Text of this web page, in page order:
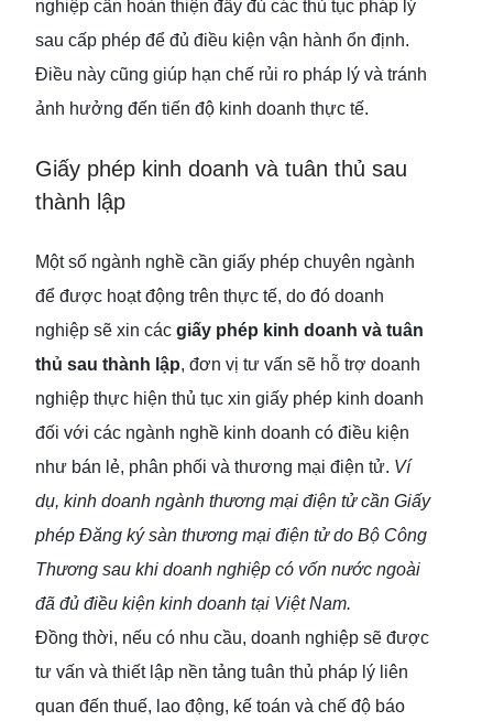
nghiệp cần hoàn thiện đầy đủ các thủ tục pháp lý
sau cấp phép để đủ điều kiện vận hành ổn định.
Điều này cũng giúp hạn chế rủi ro pháp lý và tránh
ảnh hưởng đến tiến độ kinh doanh thực tế.
Giấy phép kinh doanh và tuân thủ sau
thành lập
Một số ngành nghề cần giấy phép chuyên ngành
để được hoạt động trên thực tế, do đó doanh
nghiệp sẽ xin các giấy phép kinh doanh và tuân
thủ sau thành lập, đơn vị tư vấn sẽ hỗ trợ doanh
nghiệp thực hiện thủ tục xin giấy phép kinh doanh
đối với các ngành nghề kinh doanh có điều kiện
như bán lẻ, phân phối và thương mại điện tử. Ví
dụ, kinh doanh ngành thương mại điện tử cần Giấy
phép Đăng ký sàn thương mại điện tử do Bộ Công
Thương sau khi doanh nghiệp có vốn nước ngoài
đã đủ điều kiện kinh doanh tại Việt Nam.
Đồng thời, nếu có nhu cầu, doanh nghiệp sẽ được
tư vấn và thiết lập nền tảng tuân thủ pháp lý liên
quan đến thuế, lao động, kế toán và chế độ báo